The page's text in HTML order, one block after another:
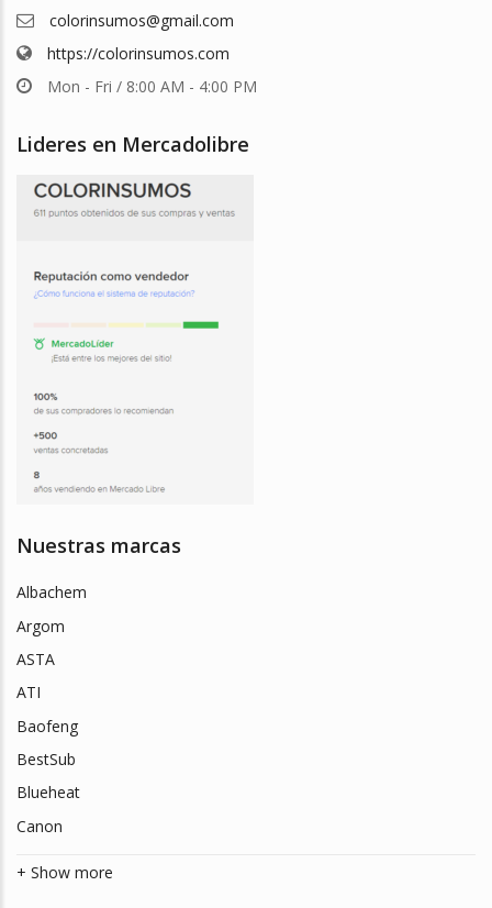
colorinsumos@gmail.com
https://colorinsumos.com
Mon - Fri / 8:00 AM - 4:00 PM
Lideres en Mercadolibre
Nuestras marcas
Albachem
Argom
ASTA
ATI
Baofeng
BestSub
Blueheat
Canon
+ Show more